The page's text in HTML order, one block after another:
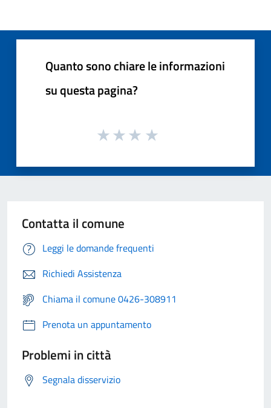
Quanto sono chiare le informazioni
su questa pagina?
Contatta il comune
Leggi le domande frequenti
Richiedi Assistenza
Chiama il comune 0426-308911
Prenota un appuntamento
Problemi in città
Segnala disservizio